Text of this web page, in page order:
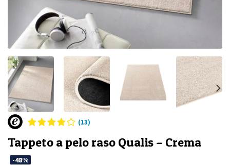
(13)
Tappeto a pelo raso Qualis – Crema
-48%